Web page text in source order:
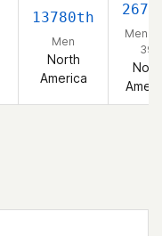
13780th
Men
North
America
Men
39)